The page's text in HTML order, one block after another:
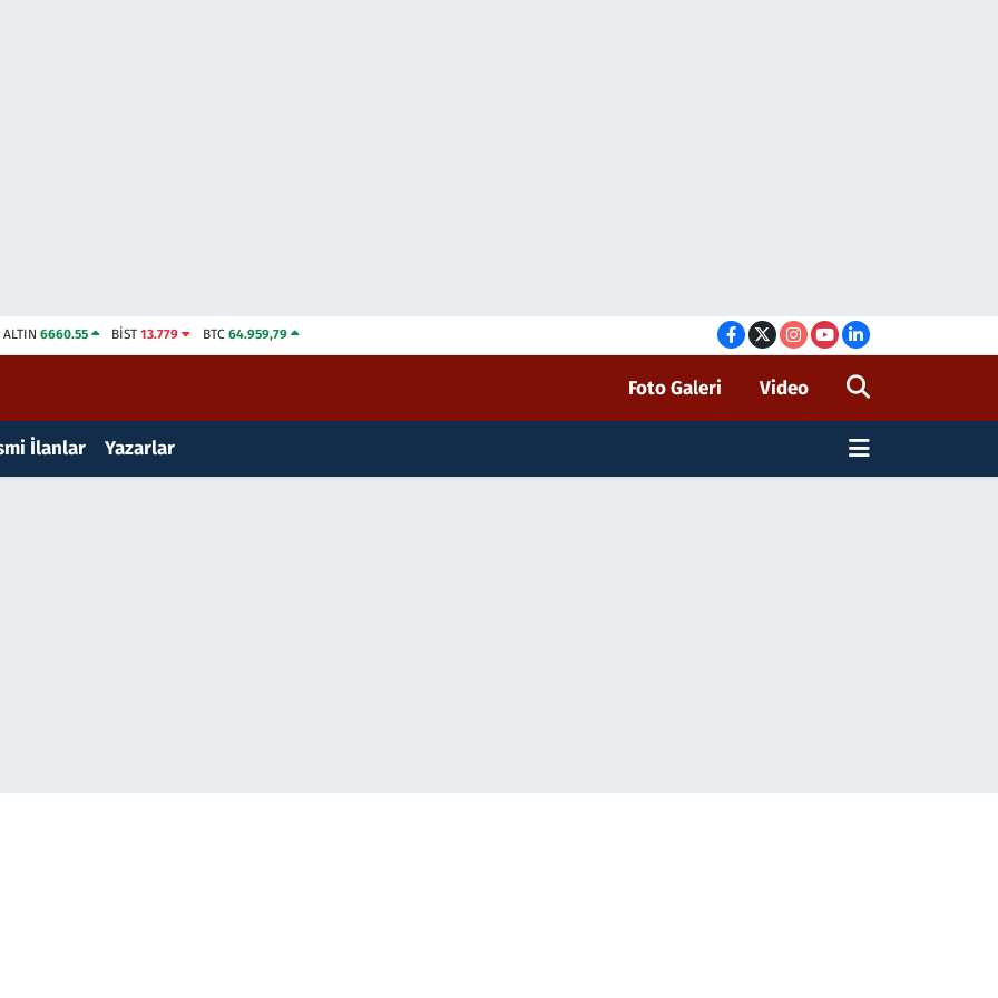
ALTIN 6660.55 BİST13.779 BTC 64.959,79
Foto Galeri Video
İlanlar Yazarlar